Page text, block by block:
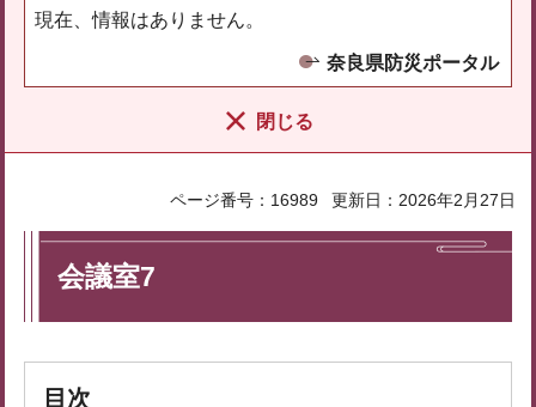
現在、情報はありません。
奈良県防災ポータル
閉じる
ページ番号：16989 更新日：2026年2月27日
会議室7
目次